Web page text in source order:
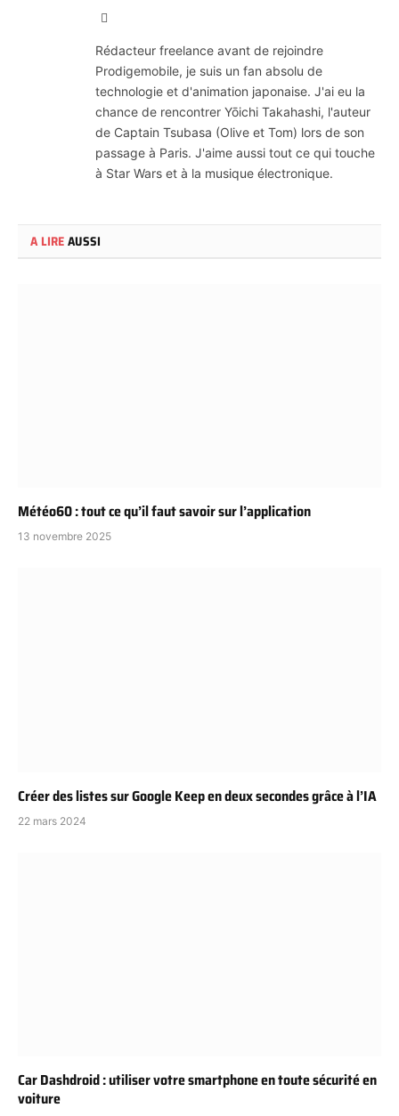
Rédacteur freelance avant de rejoindre
Prodigemobile, je suis un fan absolu de
technologie et d'animation japonaise. J'ai eu la
chance de rencontrer Yōichi Takahashi, l'auteur
de Captain Tsubasa (Olive et Tom) lors de son
passage à Paris. J'aime aussi tout ce qui touche
à Star Wars et à la musique électronique.
A LIREAUSSI
Météo60 : tout ce qu’il faut savoir sur l’application
13 novembre 2025
Créer des listes sur Google Keep en deux secondes grâce à l’IA
22 mars 2024
Car Dashdroid : utiliser votre smartphone en toute sécurité en
voiture